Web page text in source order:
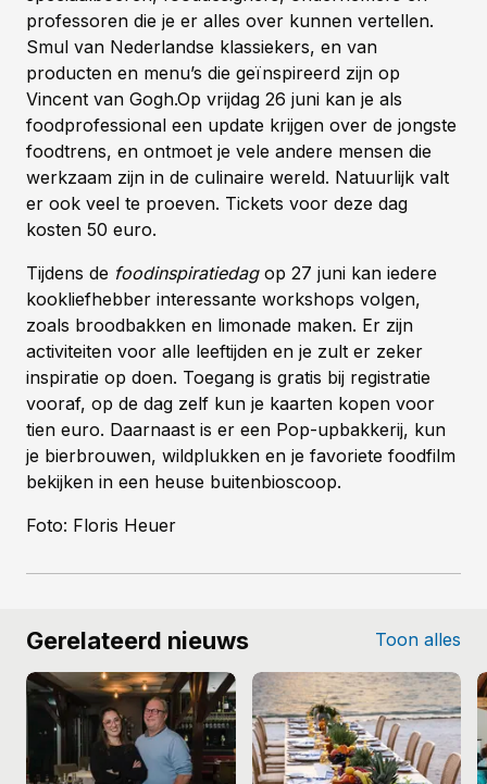
professoren die je er alles over kunnen vertellen.
Smul van Nederlandse klassiekers, en van
producten en menu’s die geïnspireerd zijn op
Vincent van Gogh.Op vrijdag 26 juni kan je als
foodprofessional een update krijgen over de jongste
foodtrens, en ontmoet je vele andere mensen die
werkzaam zijn in de culinaire wereld. Natuurlijk valt
er ook veel te proeven. Tickets voor deze dag
kosten 50 euro.
Tijdens de foodinspiratiedagop 27 juni kan iedere
kookliefhebber interessante workshops volgen,
zoals broodbakken en limonade maken. Er zijn
activiteiten voor alle leeftijden en je zult er zeker
inspiratie op doen. Toegang is gratis bij registratie
vooraf, op de dag zelf kun je kaarten kopen voor
tien euro. Daarnaast is er een Pop-upbakkerij, kun
je bierbrouwen, wildplukken en je favoriete foodfilm
bekijken in een heuse buitenbioscoop.
Foto: Floris Heuer
Gerelateerd nieuws Toon alles